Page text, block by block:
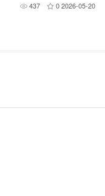
437 0 2026-05-20